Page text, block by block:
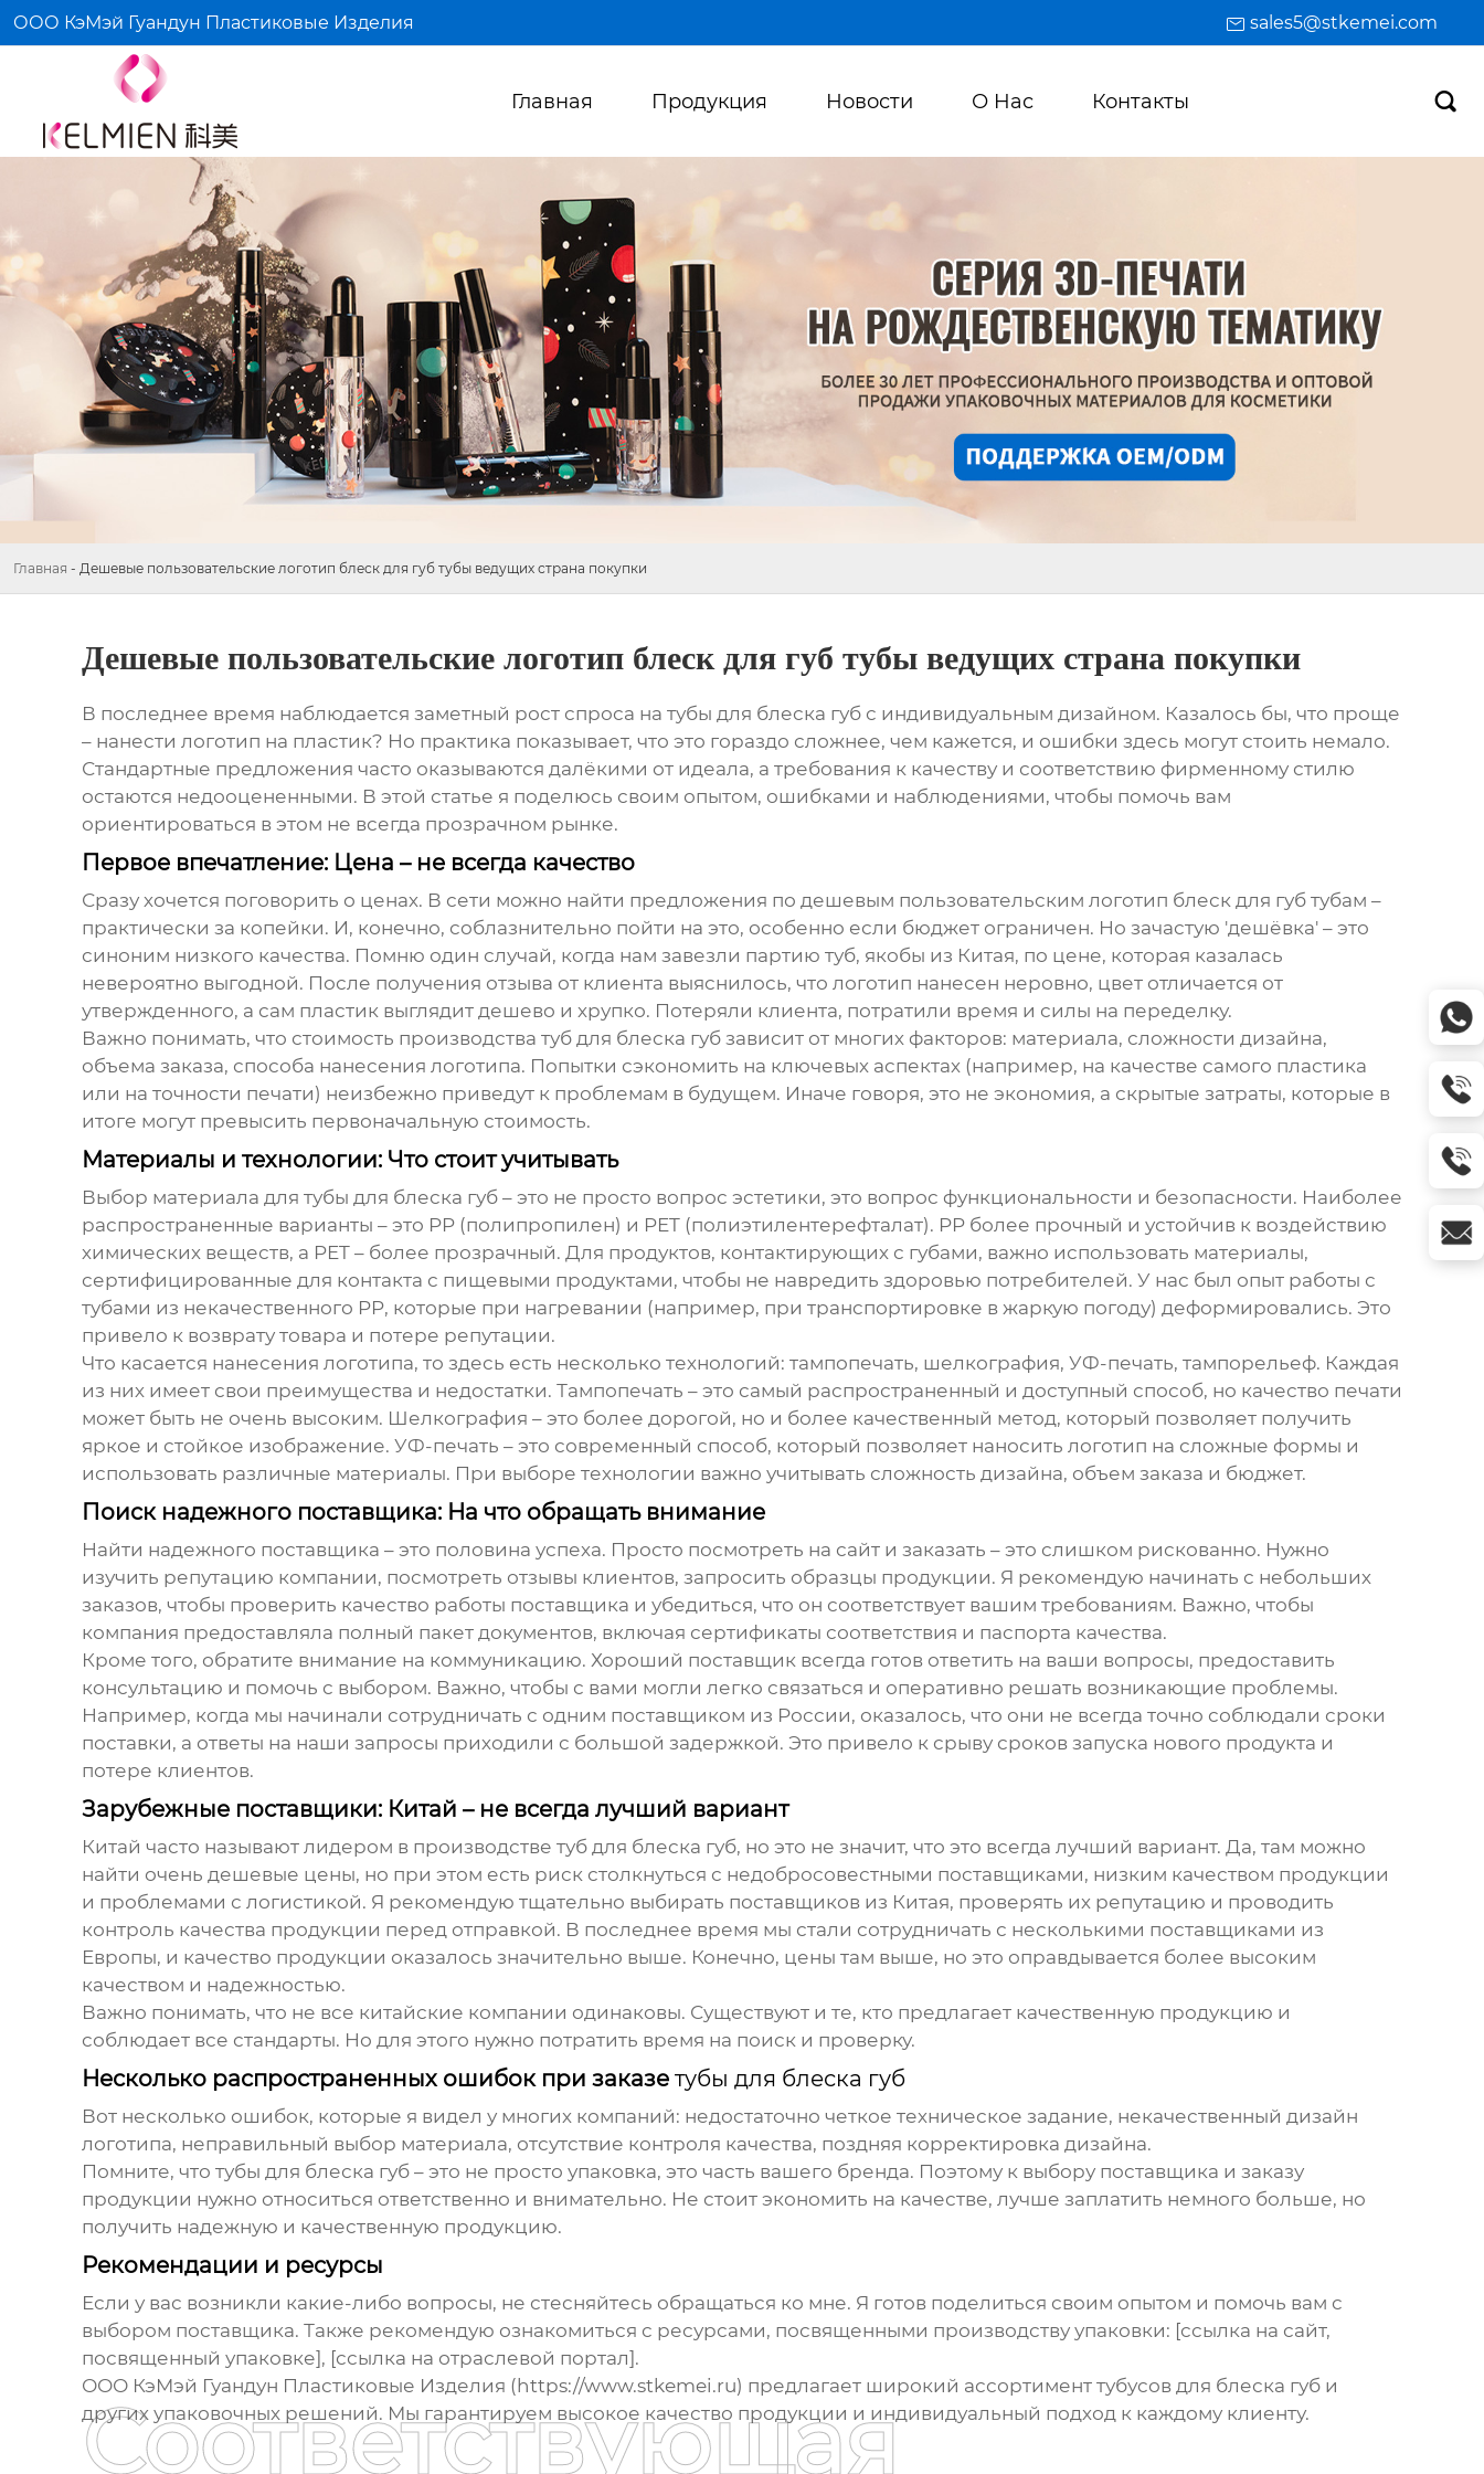
ООО КэМэй Гуандун Пластиковые Изделия sales5@stkemei.com
Главная Продукция Новости О Hас Контакты 
Главная - Дешевые пользовательские логотип блеск для губ тубы ведущих страна покупки
Дешевые пользовательские логотип блеск для губ тубы ведущих страна покупки
В последнее время наблюдается заметный рост спроса на тубы для блеска губс индивидуальным дизайном. Казалось бы, что проще
– нанести логотип на пластик? Но практика показывает, что это гораздо сложнее, чем кажется, и ошибки здесь могут стоить немало.
Стандартные предложения часто оказываются далёкими от идеала, а требования к качеству и соответствию фирменному стилю
остаются недооцененными. В этой статье я поделюсь своим опытом, ошибками и наблюдениями, чтобы помочь вам
ориентироваться в этом не всегда прозрачном рынке.
Первое впечатление: Цена – не всегда качество
Сразу хочется поговорить о ценах. В сети можно найти предложения по дешевым пользовательским логотип блеск для губ тубам –
практически за копейки. И, конечно, соблазнительно пойти на это, особенно если бюджет ограничен. Но зачастую 'дешёвка' – это
синоним низкого качества. Помню один случай, когда нам завезли партию туб, якобы из Китая, по цене, которая казалась
невероятно выгодной. После получения отзыва от клиента выяснилось, что логотип нанесен неровно, цвет отличается от
утвержденного, а сам пластик выглядит дешево и хрупко. Потеряли клиента, потратили время и силы на переделку.
Важно понимать, что стоимость производства туб для блеска губзависит от многих факторов: материала, сложности дизайна,
объема заказа, способа нанесения логотипа. Попытки сэкономить на ключевых аспектах (например, на качестве самого пластика
или на точности печати) неизбежно приведут к проблемам в будущем. Иначе говоря, это не экономия, а скрытые затраты, которые в
итоге могут превысить первоначальную стоимость.
Материалы и технологии: Что стоит учитывать
Выбор материала для тубы для блеска губ– это не просто вопрос эстетики, это вопрос функциональности и безопасности. Наиболее
распространенные варианты – это PP (полипропилен) и PET (полиэтилентерефталат). PP более прочный и устойчив к воздействию
химических веществ, а PET – более прозрачный. Для продуктов, контактирующих с губами, важно использовать материалы,
сертифицированные для контакта с пищевыми продуктами, чтобы не навредить здоровью потребителей. У нас был опыт работы с
тубами из некачественного PP, которые при нагревании (например, при транспортировке в жаркую погоду) деформировались. Это
привело к возврату товара и потере репутации.
Что касается нанесения логотипа, то здесь есть несколько технологий: тампопечать, шелкография, УФ-печать, тампорельеф. Каждая
из них имеет свои преимущества и недостатки. Тампопечать – это самый распространенный и доступный способ, но качество печати
может быть не очень высоким. Шелкография – это более дорогой, но и более качественный метод, который позволяет получить
яркое и стойкое изображение. УФ-печать – это современный способ, который позволяет наносить логотип на сложные формы и
использовать различные материалы. При выборе технологии важно учитывать сложность дизайна, объем заказа и бюджет.
Поиск надежного поставщика: На что обращать внимание
Найти надежного поставщика – это половина успеха. Просто посмотреть на сайт и заказать – это слишком рискованно. Нужно
изучить репутацию компании, посмотреть отзывы клиентов, запросить образцы продукции. Я рекомендую начинать с небольших
заказов, чтобы проверить качество работы поставщика и убедиться, что он соответствует вашим требованиям. Важно, чтобы
компания предоставляла полный пакет документов, включая сертификаты соответствия и паспорта качества.
Кроме того, обратите внимание на коммуникацию. Хороший поставщик всегда готов ответить на ваши вопросы, предоставить
консультацию и помочь с выбором. Важно, чтобы с вами могли легко связаться и оперативно решать возникающие проблемы.
Например, когда мы начинали сотрудничать с одним поставщиком из России, оказалось, что они не всегда точно соблюдали сроки
поставки, а ответы на наши запросы приходили с большой задержкой. Это привело к срыву сроков запуска нового продукта и
потере клиентов.
Зарубежные поставщики: Китай – не всегда лучший вариант
Китай часто называют лидером в производстве туб для блеска губ, но это не значит, что это всегда лучший вариант. Да, там можно
найти очень дешевые цены, но при этом есть риск столкнуться с недобросовестными поставщиками, низким качеством продукции
и проблемами с логистикой. Я рекомендую тщательно выбирать поставщиков из Китая, проверять их репутацию и проводить
контроль качества продукции перед отправкой. В последнее время мы стали сотрудничать с несколькими поставщиками из
Европы, и качество продукции оказалось значительно выше. Конечно, цены там выше, но это оправдывается более высоким
качеством и надежностью.
Важно понимать, что не все китайские компании одинаковы. Существуют и те, кто предлагает качественную продукцию и
соблюдает все стандарты. Но для этого нужно потратить время на поиск и проверку.
Несколько распространенных ошибок при заказе тубы для блеска губ
Вот несколько ошибок, которые я видел у многих компаний: недостаточно четкое техническое задание, некачественный дизайн
логотипа, неправильный выбор материала, отсутствие контроля качества, поздняя корректировка дизайна.
Помните, что тубы для блеска губ– это не просто упаковка, это часть вашего бренда. Поэтому к выбору поставщика и заказу
продукции нужно относиться ответственно и внимательно. Не стоит экономить на качестве, лучше заплатить немного больше, но
получить надежную и качественную продукцию.
Рекомендации и ресурсы
Если у вас возникли какие-либо вопросы, не стесняйтесь обращаться ко мне. Я готов поделиться своим опытом и помочь вам с
выбором поставщика. Также рекомендую ознакомиться с ресурсами, посвященными производству упаковки: [ссылка на сайт,
посвященный упаковке], [ссылка на отраслевой портал].
ООО КэМэй Гуандун Пластиковые Изделия ( https://www.stkemei.ru) предлагает широкий ассортимент тубусов для блеска губи
других упаковочных решений. Мы гарантируем высокое качество продукции и индивидуальный подход к каждому клиенту.
Соответствующая